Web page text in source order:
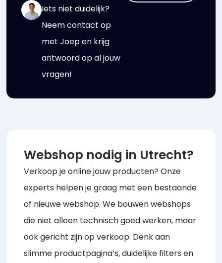
Iets niet duidelijk?
Neem contact op
met Joep en krijg
antwoord op al jouw
vragen!
Webshop nodig in Utrecht?
Verkoop je online jouw producten? Onze
experts helpen je graag met een bestaande
of nieuwe webshop. We bouwen webshops
die niet alleen technisch goed werken, maar
ook gericht zijn op verkoop. Denk aan
slimme productpagina’s, duidelijke filters en